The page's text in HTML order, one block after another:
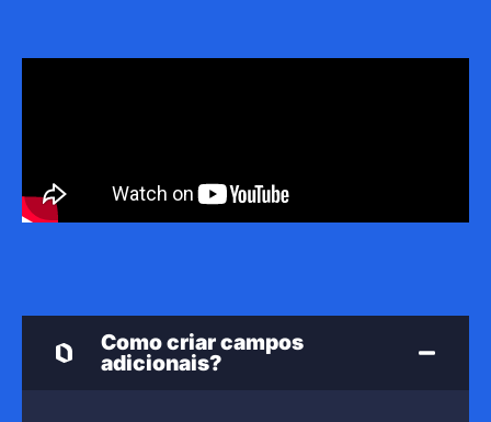
Como criar campos
adicionais?